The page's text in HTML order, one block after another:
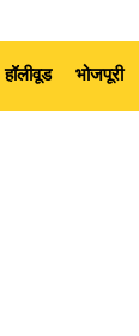
हॉलीवूड भोजपूरी